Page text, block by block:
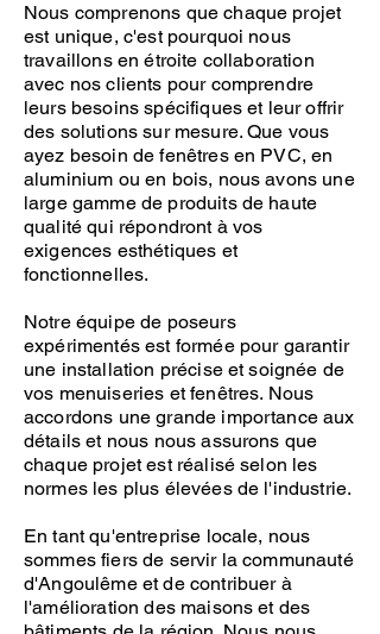
Nous comprenons que chaque projet
est unique, c'est pourquoi nous
travaillons en étroite collaboration
avec nos clients pour comprendre
leurs besoins spécifiques et leur offrir
des solutions sur mesure. Que vous
ayez besoin de fenêtres en PVC, en
aluminium ou en bois, nous avons une
large gamme de produits de haute
qualité qui répondront à vos
exigences esthétiques et
fonctionnelles.
Notre équipe de poseurs
expérimentés est formée pour garantir
une installation précise et soignée de
vos menuiseries et fenêtres. Nous
accordons une grande importance aux
détails et nous nous assurons que
chaque projet est réalisé selon les
normes les plus élevées de l'industrie.
En tant qu'entreprise locale, nous
sommes fiers de servir la communauté
d'Angoulême et de contribuer à
l'amélioration des maisons et des